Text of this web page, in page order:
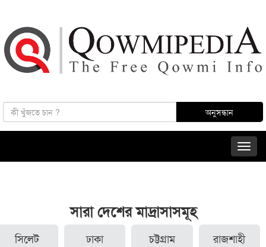
সারা দেশের মাদ্রাসাসমূহ
সিলেট ঢাকা চট্টগ্রাম রাজশাহী